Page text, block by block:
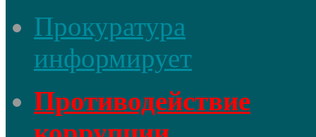
Прокуратура
информирует
Противодействие